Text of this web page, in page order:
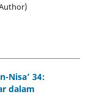
Nisa’ 34:
dalam